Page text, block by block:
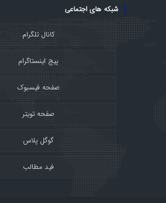
شبکه های اجتماعی
کانال تلگرام
پیج اینستاگرام
صفحه فیسبوک
صفحه تویتر
گوگل پلاس
فید مطالب